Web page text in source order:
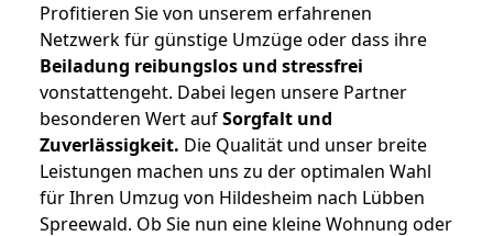
Profitieren Sie von unserem erfahrenen
Netzwerk für günstige Umzüge oder dass ihre
Beiladung reibungslos und stressfrei
vonstattengeht. Dabei legen unsere Partner
besonderen Wert aufSorgfalt und
Zuverlässigkeit. Die Qualität und unser breite
Leistungen machen uns zu der optimalen Wahl
für Ihren Umzug von Hildesheim nach Lübben
Spreewald. Ob Sie nun eine kleine Wohnung oder